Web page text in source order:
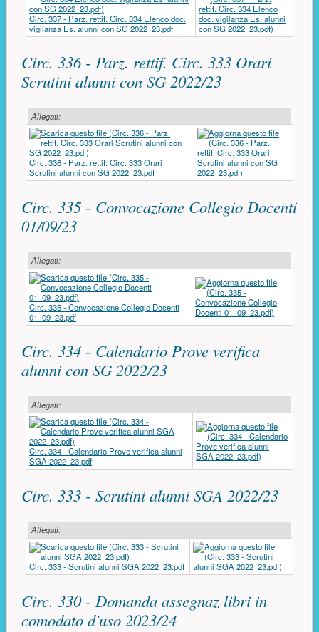
Circ. 337 - Parz. rettif. Circ. 334 Elenco doc.
vigilanza Es. alunni con SG 2022_23.pdf
Circ. 336 - Parz. rettif. Circ. 333 Orari
Scrutini alunni con SG 2022/23
Allegati:
Circ. 336 - Parz. rettif. Circ. 333 Orari
Scrutini alunni con SG 2022_23.pdf
Circ. 335 - Convocazione Collegio Docenti
01/09/23
Allegati:
Circ. 335 - Convocazione Collegio Docenti
01_09_23.pdf
Circ. 334 - Calendario Prove verifica
alunni con SG 2022/23
Allegati:
Circ. 334 - Calendario Prove verifica alunni
SGA 2022_23.pdf
Circ. 333 - Scrutini alunni SGA 2022/23
Allegati:
Circ. 333 - Scrutini alunni SGA 2022_23.pdf
Circ. 330 - Domanda assegnaz libri in
comodato d'uso 2023/24